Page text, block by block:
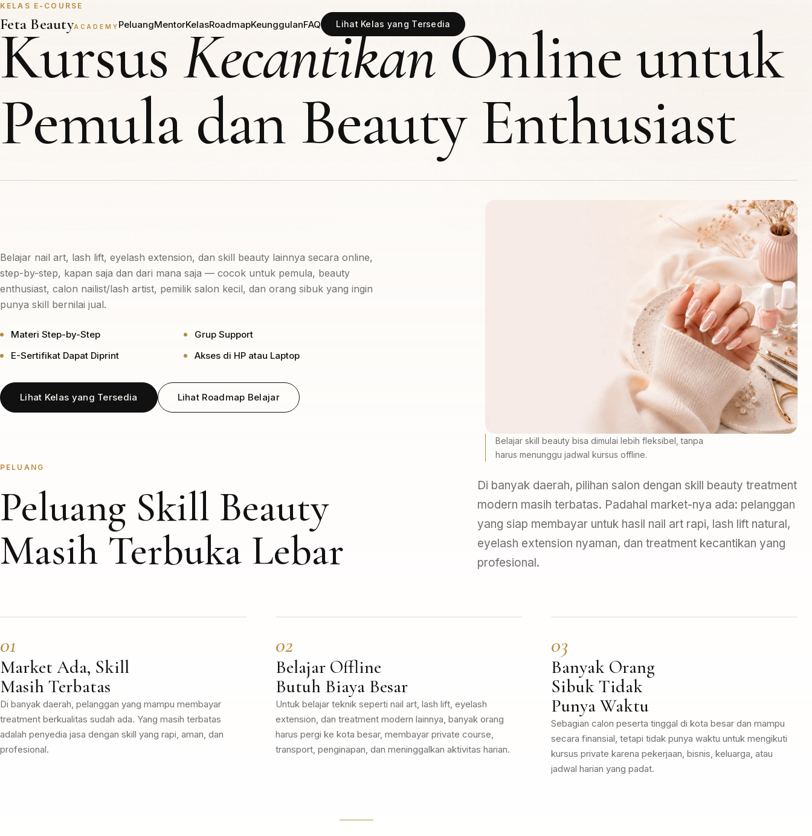
Feta BeautyACADEMY PeluangMentorKelasRoadmapKeunggulanFAQ Lihat Kelas yang Tersedia
KELAS E-COURSE
Kursus KecantikanOnline untuk
Pemula dan Beauty Enthusiast
Belajar nail art, lash lift, eyelash extension, dan skill beauty lainnya secara online,
step-by-step, kapan saja dan dari mana saja — cocok untuk pemula, beauty
enthusiast, calon nailist/lash artist, pemilik salon kecil, dan orang sibuk yang ingin
punya skill bernilai jual.
Materi Step-by-Step
Grup Support
E-Sertifikat Dapat Diprint
Akses di HP atau Laptop
Lihat Kelas yang Tersedia Lihat Roadmap Belajar
Belajar skill beauty bisa dimulai lebih fleksibel, tanpa
harus menunggu jadwal kursus offline.
PELUANG
Peluang Skill Beauty
Masih Terbuka Lebar
Di banyak daerah, pilihan salon dengan skill beauty treatment
modern masih terbatas. Padahal market-nya ada: pelanggan
yang siap membayar untuk hasil nail art rapi, lash lift natural,
eyelash extension nyaman, dan treatment kecantikan yang
profesional.
01
Market Ada, Skill
Masih Terbatas
Di banyak daerah, pelanggan yang mampu membayar
treatment berkualitas sudah ada. Yang masih terbatas
adalah penyedia jasa dengan skill yang rapi, aman, dan
profesional.
02
Belajar Offline
Butuh Biaya Besar
Untuk belajar teknik seperti nail art, lash lift, eyelash
extension, dan treatment modern lainnya, banyak orang
harus pergi ke kota besar, membayar private course,
transport, penginapan, dan meninggalkan aktivitas harian.
03
Banyak Orang
Sibuk Tidak
Punya Waktu
Sebagian calon peserta tinggal di kota besar dan mampu
secara finansial, tetapi tidak punya waktu untuk mengikuti
kursus private karena pekerjaan, bisnis, keluarga, atau
jadwal harian yang padat.